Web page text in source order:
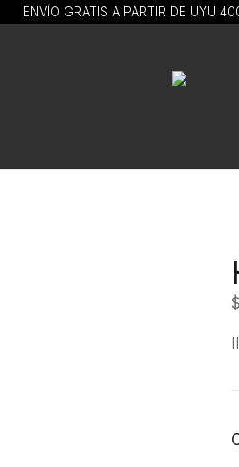
ENVÍO GRATIS A PARTIR DE UYU
$